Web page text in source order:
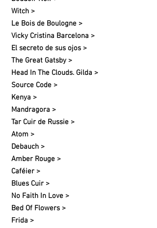
Witch >
Le Bois de Boulogne >
Vicky Cristina Barcelona >
El secreto de sus ojos >
The Great Gatsby >
Head In The Clouds. Gilda >
Source Code >
Kenya >
Mandragora >
Tar Cuir de Russie >
Atom >
Debauch >
Amber Rouge >
Caféier >
Blues Cuir >
No Faith In Love >
Bed Of Flowers >
Frida >